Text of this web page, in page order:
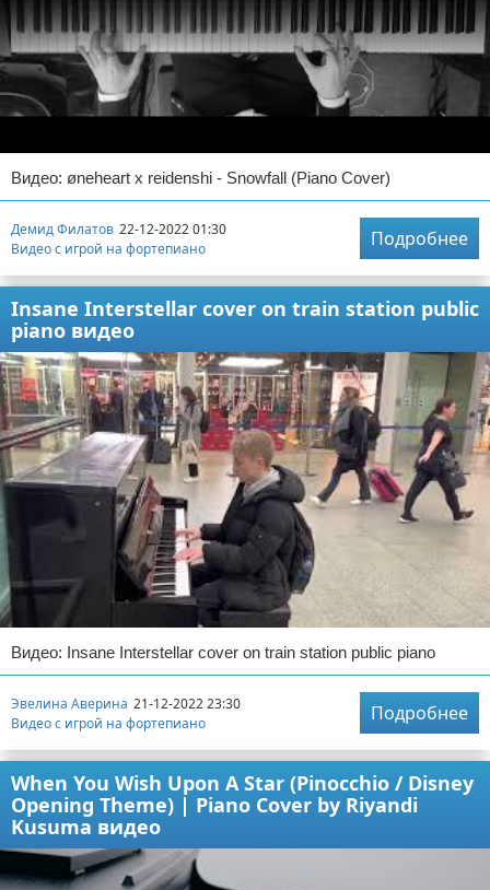
Видео: øneheart x reidenshi - Snowfall (Piano Cover)
Демид Филатов 22-12-2022 01:30
Видео с игрой на фортепиано
Подробнее
Insane Interstellar cover on train station public
piano видео
Видео: Insane Interstellar cover on train station public piano
Эвелина Аверина 21-12-2022 23:30
Видео с игрой на фортепиано
Подробнее
When You Wish Upon A Star (Pinocchio / Disney
Opening Theme) | Piano Cover by Riyandi
Kusuma видео